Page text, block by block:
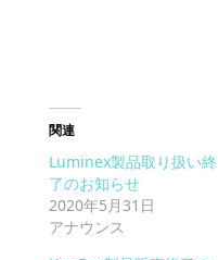
関連
Luminex製品取り扱い終
了のお知らせ
2020年5月31日
アナウンス